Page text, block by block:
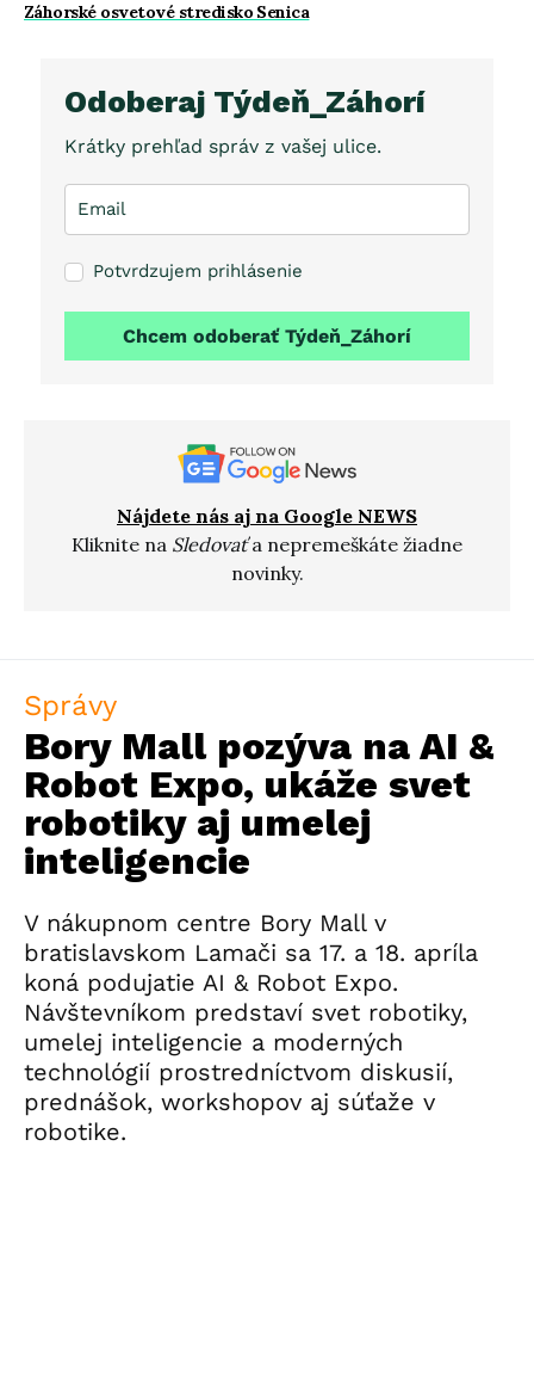
Záhorské osvetové stredisko Senica
Odoberaj Týdeň_Záhorí
Krátky prehľad správ z vašej ulice.
Potvrdzujem prihlásenie
Chcem odoberať Týdeň_Záhorí
Nájdete nás aj na Google NEWS
Kliknite na Sledovaťa nepremeškáte žiadne
novinky.
Správy
Bory Mall pozýva na AI &
Robot Expo, ukáže svet
robotiky aj umelej
inteligencie
V nákupnom centre Bory Mall v
bratislavskom Lamači sa 17. a 18. apríla
koná podujatie AI & Robot Expo.
Návštevníkom predstaví svet robotiky,
umelej inteligencie a moderných
technológií prostredníctvom diskusií,
prednášok, workshopov aj súťaže v
robotike.